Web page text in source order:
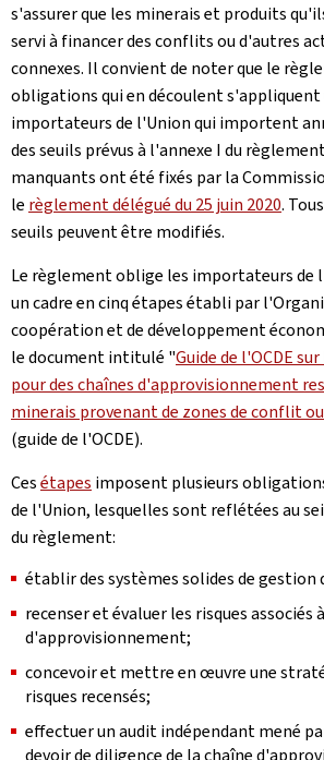
s'assurer que les minerais et produits
servi à financer des conflits ou d'autres
connexes. Il convient de noter que le
obligations qui en découlent s'appliquent
importateurs de l'Union qui importent
des seuils prévus à l'annexe I du
manquants ont été fixés par la
le règlement délégué du 25 juin 2020.
seuils peuvent être modifiés.
Le règlement oblige les importateurs de
un cadre en cinq étapes établi par
coopération et de développement
le document intitulé "Guide de l'OCDE
pour des chaînes d'approvisionnement
minerais provenant de zones de conflit
(guide de l'OCDE).
Cesétapes imposent plusieurs
de l'Union, lesquelles sont reflétées au
du règlement:
établir des systèmes solides de gestion
recenser et évaluer les risques associés
d'approvisionnement;
concevoir et mettre en œuvre une
risques recensés;
effectuer un audit indépendant mené
devoir de diligence de la chaîne